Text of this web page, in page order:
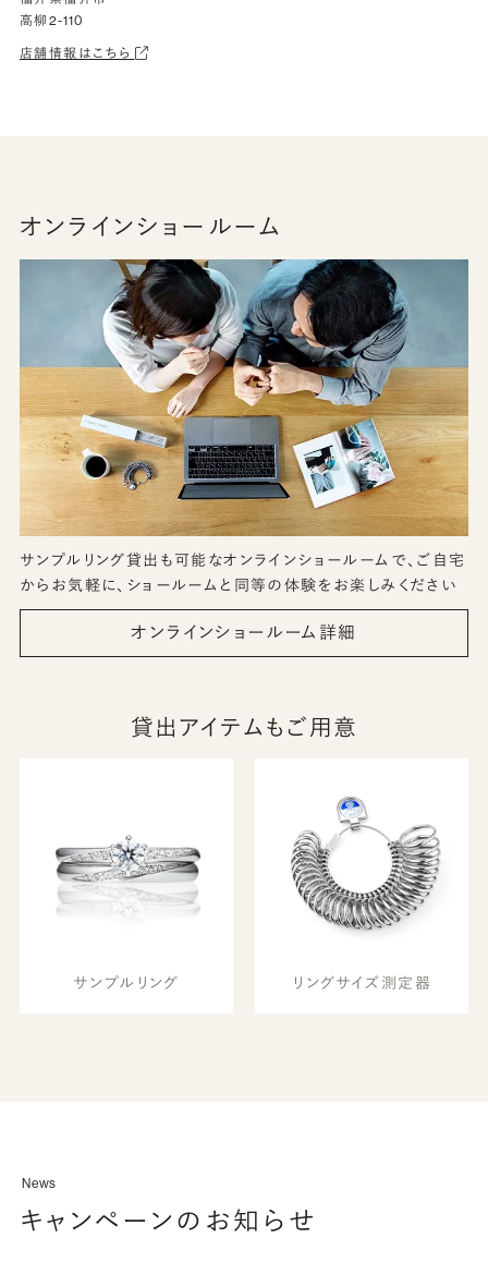
高柳2-110
店舗情報はこちら
オンラインショールーム
サンプルリング貸出も可能なオンラインショールームで、ご自宅
からお気軽に、ショールームと同等の体験をお楽しみください
オンラインショールーム詳細
貸出アイテムもご用意
サンプルリング リングサイズ測定器
News
キャンペーンのお知らせ